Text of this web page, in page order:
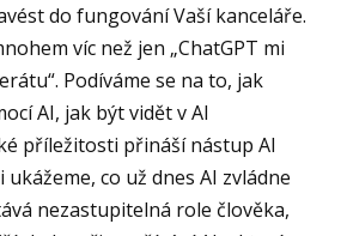
do fungování Vaší kanceláře.
víc než jen „ChatGPT mi
Podíváme se na to, jak
AI, jak být vidět v AI
příležitosti přináší nástup AI
co už dnes AI zvládne
nezastupitelná role člověka,